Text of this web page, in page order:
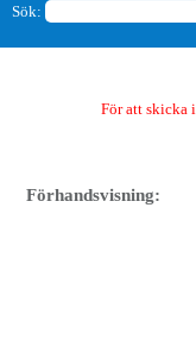
Sök:
För att skicka
Förhandsvisning: